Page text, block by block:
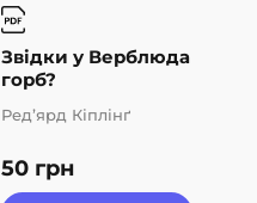
Звідки у Верблюда
горб?
50 грн
Ред’ярд Кіплінґ